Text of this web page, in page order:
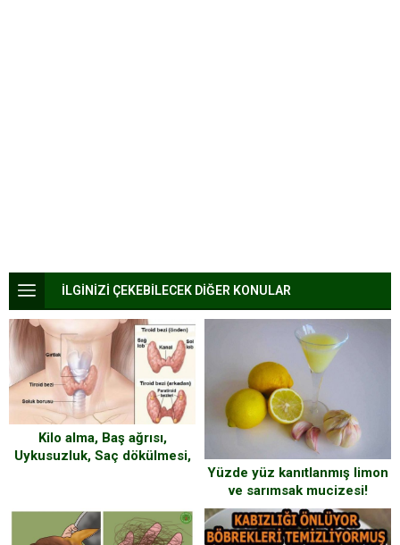
İLGİNİZİ ÇEKEBİLECEK DİĞER KONULAR
Kilo alma, Baş ağrısı,
Uykusuzluk, Saç dökülmesi,
yaşıyorsanız…
Yüzde yüz kanıtlanmış limon
ve sarımsak mucizesi!